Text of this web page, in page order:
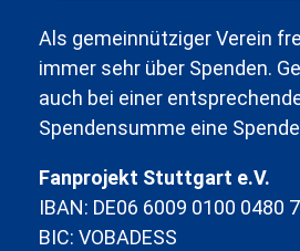
Als gemeinnütziger Verein
immer sehr über Spenden.
auch bei einer
Spendensumme eine
Fanprojekt Stuttgart e.V.
IBAN: DE06 6009 0100 0480
BIC: VOBADESS